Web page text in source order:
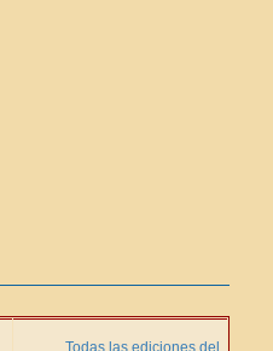
Todas las ediciones del